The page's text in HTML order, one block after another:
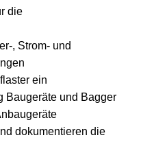
die
, Strom- und
ein
Baugeräte und Bagger
dokumentieren die